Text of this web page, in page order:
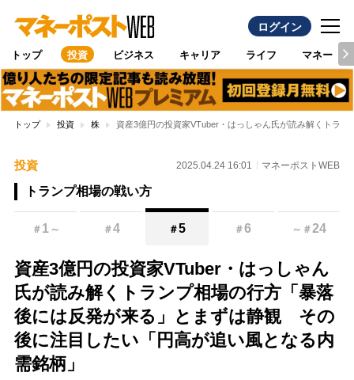
ログイン
トップ 投資 ビジネス キャリア ライフ マネー
トップ 投資 株 資産3億円の投資家VTuber・はっしゃん氏が読み解くトラ
投資 2025.04.24 16:01 マネーポストWEB
トランプ相場の戦い方
＃ 1 ～ ＃4 ＃5 ＃6 ～ ＃24
資産3億円の投資家VTuber・はっしゃん
氏が読み解くトランプ相場の行方「暴落
後には反発が来る」とまずは静観 その
後に注目したい「円高が追い風となる内
需銘柄」